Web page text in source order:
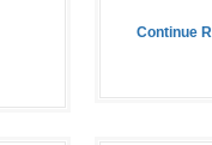
Continue